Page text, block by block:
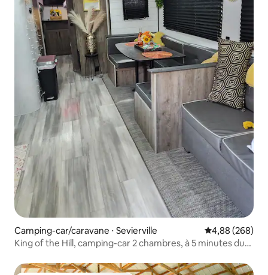
Camping-car/caravane ⋅ Sevierville Évaluation
4,88 (268)
King of the Hill, camping-car 2 chambres, à 5 minutes du